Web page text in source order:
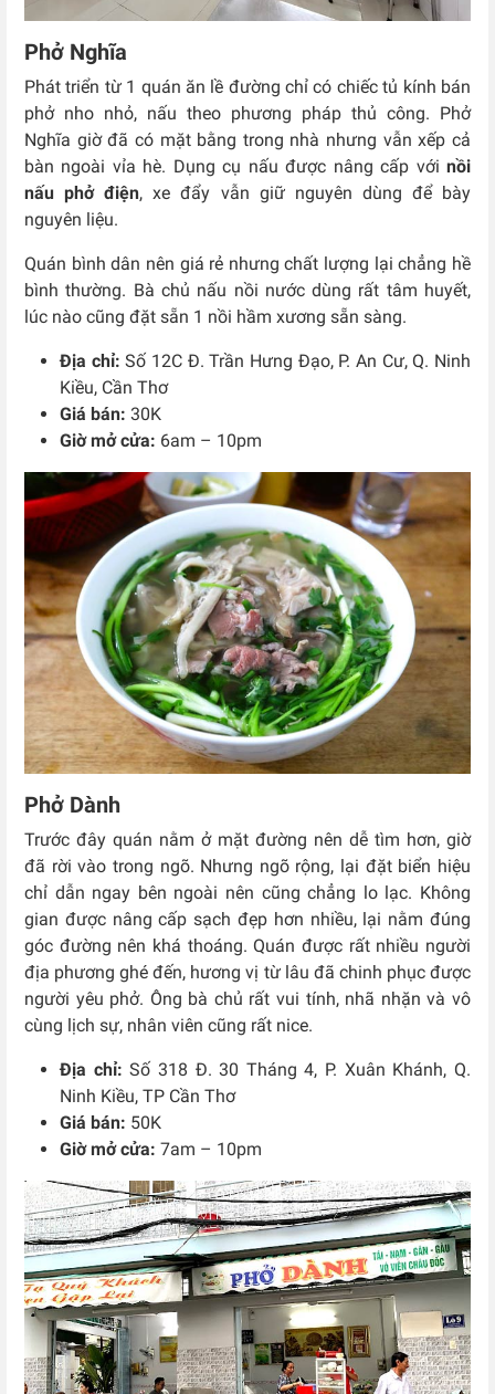
Phở Nghĩa
Phát triển từ 1 quán ăn lề đường chỉ có chiếc tủ kính bán
phở nho nhỏ, nấu theo phương pháp thủ công. Phở
Nghĩa giờ đã có mặt bằng trong nhà nhưng vẫn xếp cả
bàn ngoài vỉa hè. Dụng cụ nấu được nâng cấp với nồi
nấu phở điện, xe đẩy vẫn giữ nguyên dùng để bày
nguyên liệu.
Quán bình dân nên giá rẻ nhưng chất lượng lại chẳng hề
bình thường. Bà chủ nấu nồi nước dùng rất tâm huyết,
lúc nào cũng đặt sẵn 1 nồi hầm xương sẵn sàng.
Địa chỉ: Số 12C Đ. Trần Hưng Đạo, P. An Cư, Q. Ninh
Kiều, Cần Thơ
Giá bán: 30K
Giờ mở cửa: 6am – 10pm
Phở Dành
Trước đây quán nằm ở mặt đường nên dễ tìm hơn, giờ
đã rời vào trong ngõ. Nhưng ngõ rộng, lại đặt biển hiệu
chỉ dẫn ngay bên ngoài nên cũng chẳng lo lạc. Không
gian được nâng cấp sạch đẹp hơn nhiều, lại nằm đúng
góc đường nên khá thoáng. Quán được rất nhiều người
địa phương ghé đến, hương vị từ lâu đã chinh phục được
người yêu phở. Ông bà chủ rất vui tính, nhã nhặn và vô
cùng lịch sự, nhân viên cũng rất nice.
Địa chỉ: Số 318 Đ. 30 Tháng 4, P. Xuân Khánh, Q.
Ninh Kiều, TP Cần Thơ
Giá bán: 50K
Giờ mở cửa: 7am – 10pm